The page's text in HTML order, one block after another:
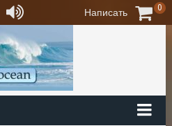
Написать 0